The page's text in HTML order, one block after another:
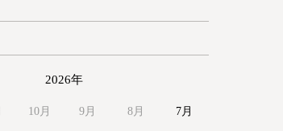
2026年
10月 9月 8月 7月